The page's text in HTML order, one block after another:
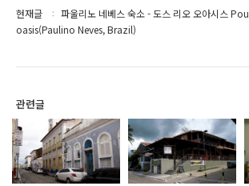
현재글
파울리노 네베스 숙소 - 도스 리오 오아시스
oasis(Paulino Neves, Brazil)
관련글